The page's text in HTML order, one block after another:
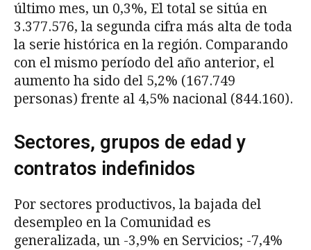
último mes, un 0,3%, El total se sitúa en
3.377.576, la segunda cifra más alta de toda
la serie histórica en la región. Comparando
con el mismo período del año anterior, el
aumento ha sido del 5,2% (167.749
personas) frente al 4,5% nacional (844.160).
Sectores, grupos de edad y
contratos indefinidos
Por sectores productivos, la bajada del
desempleo en la Comunidad es
generalizada, un -3,9% en Servicios; -7,4%